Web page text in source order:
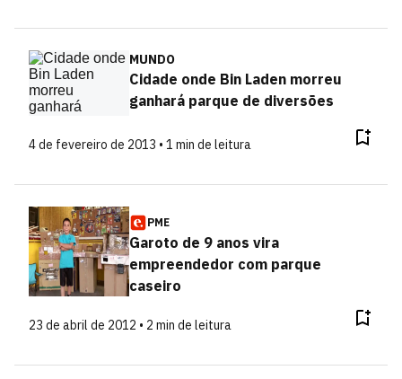
MUNDO
Cidade onde Bin Laden morreu
ganhará parque de diversões
4 de fevereiro de 2013 • 1 min de leitura
PME
Garoto de 9 anos vira
empreendedor com parque
caseiro
23 de abril de 2012 • 2 min de leitura